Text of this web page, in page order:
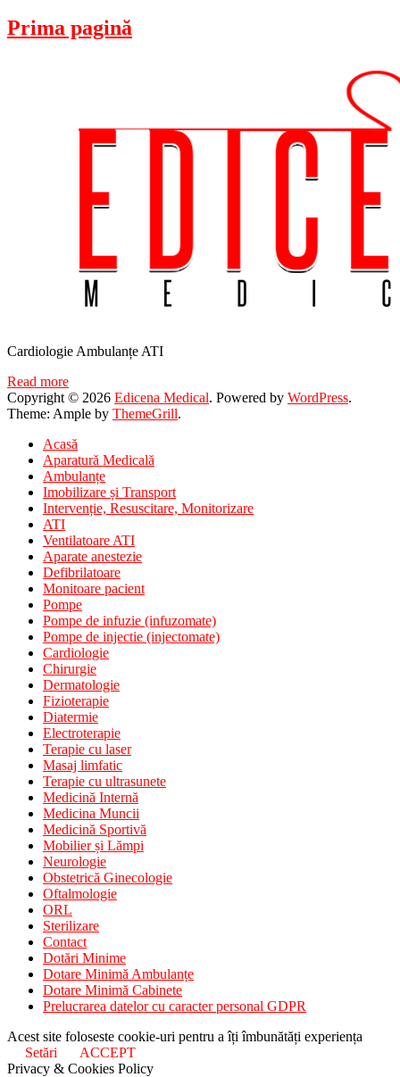
Prima pagină
Cardiologie Ambulanțe ATI
Read more
Copyright © 2026 Edicena Medical. Powered by WordPress.
Theme: Ample by ThemeGrill.
Acasă
Aparatură Medicală
Ambulanțe
Imobilizare și Transport
Intervenție, Resuscitare, Monitorizare
ATI
Ventilatoare ATI
Aparate anestezie
Defibrilatoare
Monitoare pacient
Pompe
Pompe de infuzie (infuzomate)
Pompe de injectie (injectomate)
Cardiologie
Chirurgie
Dermatologie
Fizioterapie
Diatermie
Electroterapie
Terapie cu laser
Masaj limfatic
Terapie cu ultrasunete
Medicină Internă
Medicina Muncii
Medicină Sportivă
Mobilier și Lămpi
Neurologie
Obstetrică Ginecologie
Oftalmologie
ORL
Sterilizare
Contact
Dotări Minime
Dotare Minimă Ambulanțe
Dotare Minimă Cabinete
Prelucrarea datelor cu caracter personal GDPR
Acest site foloseste cookie-uri pentru a îți îmbunătăți experiența
Setări
ACCEPT
Privacy & Cookies Policy